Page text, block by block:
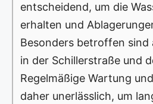
entscheidend, um die
erhalten und
Besonders betroffen sind
in der Schillerstraße und
Regelmäßige Wartung
daher unerlässlich, um